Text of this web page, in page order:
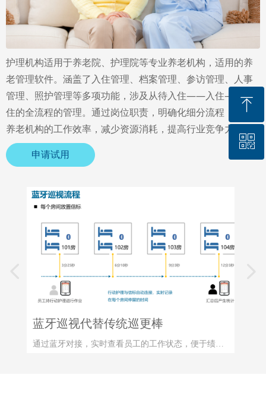
蓝牙巡视代替传统巡更棒
通过蓝牙对接，实时查看员工的工作状态，便于绩效
护理机构适用于养老院、护理院等专业养老机构，适用的养
老管理软件。涵盖了入住管理、档案管理、参访管理、人事
管理、照护管理等多项功能，涉及从待入住——入住——退
住的全流程的管理。通过岗位职责，明确化细分流程，提高
养老机构的工作效率，减少资源消耗，提高行业竞争力。
申请试用
ꁸ
回到顶部
ꀥ